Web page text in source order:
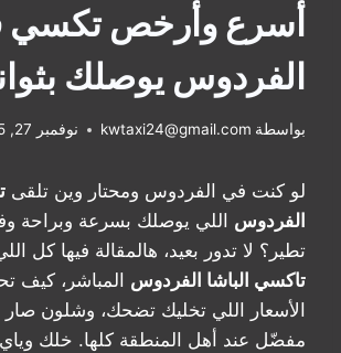
أسرع وأرخص تكسي
الفردوس يوصلك
بواسطة kwtaxi24@gmail.com نوفمبر 27, 2025
لو كنت في الفردوس ومحتار وين تلقى
الفردوس اللي يوصلك بسرعة وبراحة
تطير؟ لا تدور بعيد، هالمقالة فيها كل
تاكسي الباشا الفردوس المباشر، كيف
الأسعار اللي تخليك تضحك، وشلون
مفضّل عند أهل المنطقة كلها. خلك